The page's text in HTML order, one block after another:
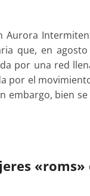
Aurora
que, en
por una red
por el
embargo, bien
«roms»